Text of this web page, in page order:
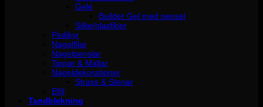
Gelé
Builder Gel med pensel
Silke/glasfiber
Pedikyr
Nagelfilar
Nagelpenslar
Tippar & Mallar
Nageldekorationer
Strass & Stenar
Elfil
Tandblekning